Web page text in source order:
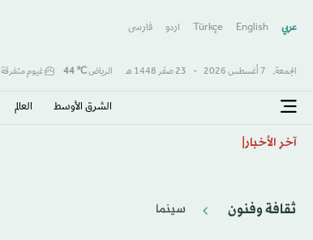
عربي English
Türkçe اردو فارسى
الجمعة, 7 أغسطس 2026 - 23 صفَر 1448 هـ الرياض℃
44 غيوم متفرقة
الشرق الأوسط​ العالم
آخر الأخبار
ثقافة وفنون سينما